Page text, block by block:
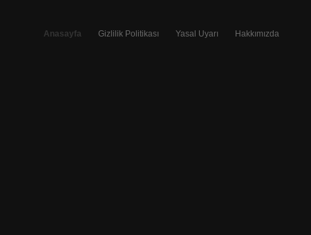
Anasayfa Gizlilik Politikası Yasal Uyarı Hakkımızda